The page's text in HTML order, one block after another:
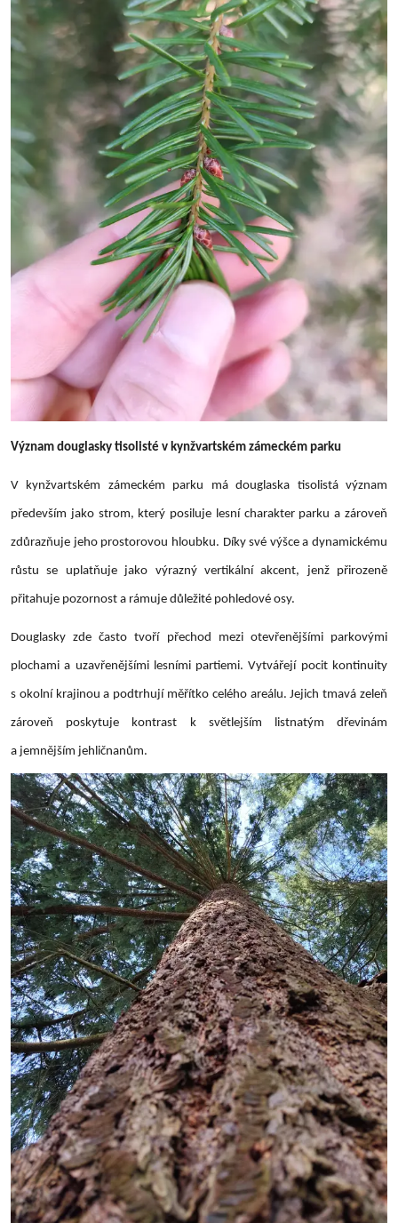
Význam douglasky tisolisté v kynžvartském zámeckém parku
V kynžvartském zámeckém parku má douglaska tisolistá význam
především jako strom, který posiluje lesní charakter parku a zároveň
zdůrazňuje jeho prostorovou hloubku. Díky své výšce a dynamickému
růstu se uplatňuje jako výrazný vertikální akcent, jenž přirozeně
přitahuje pozornost a rámuje důležité pohledové osy.
Douglasky zde často tvoří přechod mezi otevřenějšími parkovými
plochami a uzavřenějšími lesními partiemi. Vytvářejí pocit kontinuity
s okolní krajinou a podtrhují měřítko celého areálu. Jejich tmavá zeleň
zároveň poskytuje kontrast k světlejším listnatým dřevinám
a jemnějším jehličnanům.